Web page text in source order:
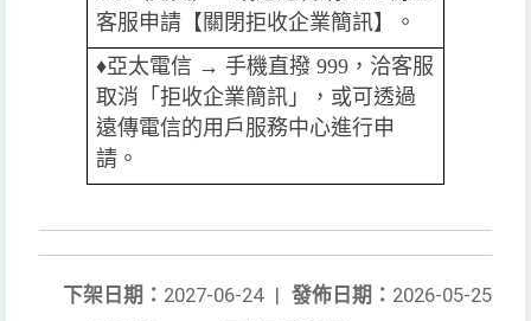
客服申請【關閉拒收企業簡訊】。
♦️️亞太電信 → 手機直撥 999，洽客服
取消「拒收企業簡訊」，或可透過
遠傳電信的用戶服務中心進行申
請。
發佈日期： 2026-05-25
下架日期： 2027-06-24 |